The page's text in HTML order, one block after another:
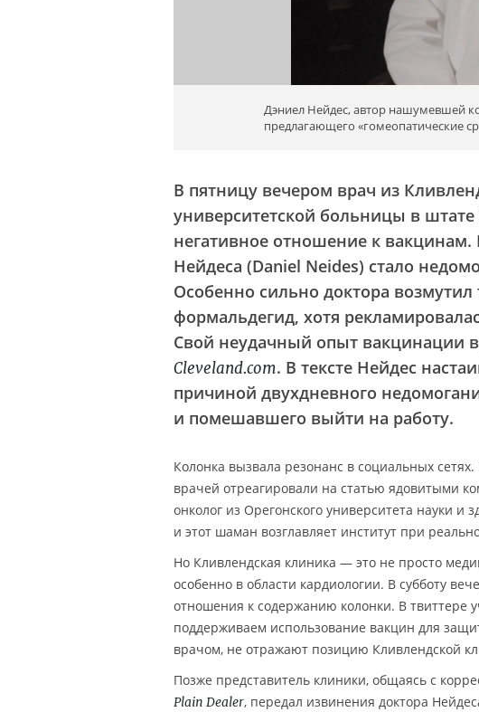
Дэниел Нейдес, автор нашумевшей
предлагающего «гомеопатические
В пятницу вечером врач из
университетской больницы в
негативное отношение к
Нейдеса (Daniel Neides) стало
Особенно сильно доктора
формальдегид, хотя
Свой неудачный опыт вакцинации
Cleveland.com. В тексте Нейдес
причиной двухдневного
и помешавшего выйти на работу.
Колонка вызвала резонанс в социальных
врачей отреагировали на статью ядовитыми
онколог из Орегонского университета науки
и этот шаман возглавляет институт при
Но Кливлендская клиника — это не просто
особенно в области кардиологии. В субботу
отношения к содержанию колонки. В твиттере
поддерживаем использование вакцин для
врачом, не отражают позицию Кливлендской
Позже представитель клиники, общаясь с
Plain Dealer, передал извинения доктора